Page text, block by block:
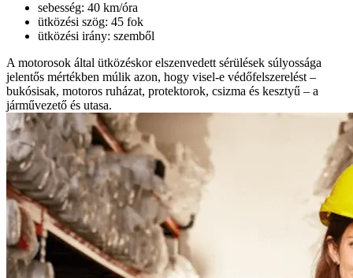
sebesség: 40 km/óra
ütközési szög: 45 fok
ütközési irány: szemből
A motorosok által ütközéskor elszenvedett sérülések súlyossága
jelentős mértékben múlik azon, hogy visel-e védőfelszerelést –
bukósisak, motoros ruházat, protektorok, csizma és kesztyű – a
járművezető és utasa.